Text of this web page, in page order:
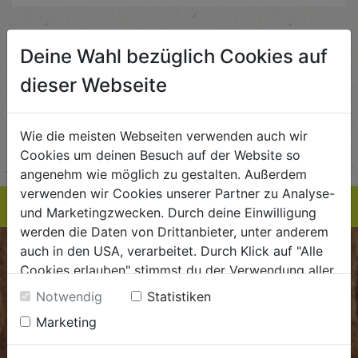
Servicezeiten
BIOKISTE
Kundenservice
Mo - Do: 8.00 - 16.00 Uhr
Deine Wahl bezüglich Cookies auf
dieser Webseite
Wie die meisten Webseiten verwenden auch wir
Cookies um deinen Besuch auf der Website so
angenehm wie möglich zu gestalten. Außerdem
verwenden wir Cookies unserer Partner zu Analyse-
und Marketingzwecken. Durch deine Einwilligung
werden die Daten von Drittanbieter, unter anderem
auch in den USA, verarbeitet. Durch Klick auf "Alle
Cookies erlauben" stimmst du der Verwendung aller
Cookies zu. Unter "Details anzeigen" findest du alle
Infos zu den unterschiedlichen Cookies, du kannst
auch entscheiden, welche Cookies du erlauben
möchtest.
Notwendig
Statistiken
Marketing